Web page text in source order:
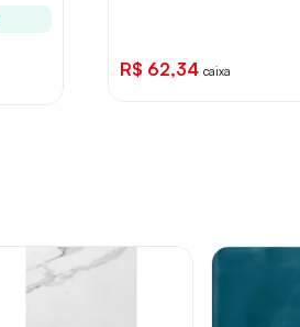
R$ 62,34 caixa